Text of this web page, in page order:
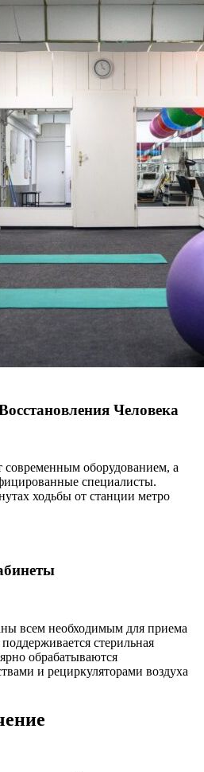
Человека
современным оборудованием, а
специалисты.
ходьбы от станции метро
всем необходимым для приема
стерильная
обрабатываются
и рециркуляторами воздуха